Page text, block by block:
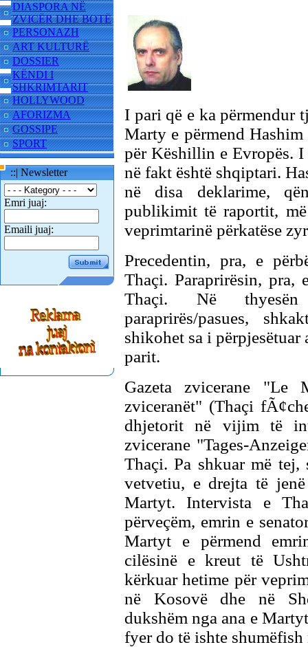
DIASPORA NË
ZVICËR DHE BOTË
PERSONAZH
ART KULTURË
DOSSIER
KËNDI I
SHKRIMTARIT
HOLLYWOOD
AFORIZMA
GOSSIPE
SPORT
::| Newsletter
Emri juaj:
Emaili juaj:
I pari që e ka përmendur
Marty e përmend
për Këshillin e Evropës.
në fakt është shqiptari.
në disa deklarime,
publikimit të raportit,
veprimtarinë përkatëse
Precedentin, pra, e
Thaçi. Paraprirësin, pra,
Thaçi. Në thyesën
paraprirës/pasues,
shikohet sa i përpjesëtuar
parit.
Gazeta zvicerane
zviceranët" (Thaçi
dhjetorit në vijim të
zvicerane "Tages-
Thaçi. Pa shkuar më tej,
vetvetiu, e drejta të
Martyt. Intervista e
përveçëm, emrin e
Martyt e përmend
cilësinë e kreut të
kërkuar hetime për
në Kosovë dhe në
dukshëm nga ana e
fyer do të ishte shumëfish